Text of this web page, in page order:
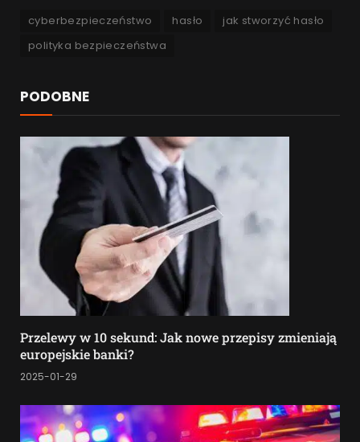
cyberbezpieczeństwo hasło
jak stworzyć hasło
polityka bezpieczeństwa
PODOBNE
Przelewy w 10 sekund: Jak nowe przepisy zmieniają
europejskie banki?
2025-01-29